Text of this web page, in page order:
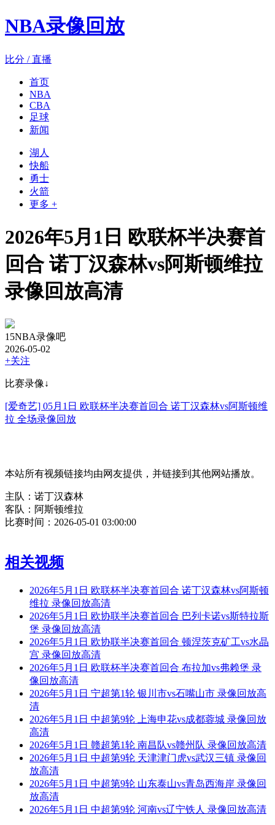
NBA录像回放
比分 / 直播
首页
NBA
CBA
足球
新闻
湖人
快船
勇士
火箭
更多 +
2026年5月1日 欧联杯半决赛首
回合 诺丁汉森林vs阿斯顿维拉
录像回放高清
15NBA录像吧
2026-05-02
+关注
比赛录像↓
[爱奇艺] 05月1日 欧联杯半决赛首回合 诺丁汉森林vs阿斯顿维
拉 全场录像回放
本站所有视频链接均由网友提供，并链接到其他网站播放。
主队：诺丁汉森林
客队：阿斯顿维拉
比赛时间：2026-05-01 03:00:00
相关视频
2026年5月1日 欧联杯半决赛首回合 诺丁汉森林vs阿斯顿
维拉 录像回放高清
2026年5月1日 欧协联半决赛首回合 巴列卡诺vs斯特拉斯
堡 录像回放高清
2026年5月1日 欧协联半决赛首回合 顿涅茨克矿工vs水晶
宫 录像回放高清
2026年5月1日 欧联杯半决赛首回合 布拉加vs弗赖堡 录
像回放高清
2026年5月1日 宁超第1轮 银川市vs石嘴山市 录像回放高
清
2026年5月1日 中超第9轮 上海申花vs成都蓉城 录像回放
高清
2026年5月1日 赣超第1轮 南昌队vs赣州队 录像回放高清
2026年5月1日 中超第9轮 天津津门虎vs武汉三镇 录像回
放高清
2026年5月1日 中超第9轮 山东泰山vs青岛西海岸 录像回
放高清
2026年5月1日 中超第9轮 河南vs辽宁铁人 录像回放高清